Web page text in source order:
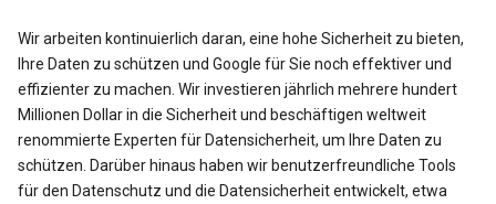
Wir arbeiten kontinuierlich daran, eine hohe Sicherheit zu bieten,
Ihre Daten zu schützen und Google für Sie noch effektiver und
effizienter zu machen. Wir investieren jährlich mehrere hundert
Millionen Dollar in die Sicherheit und beschäftigen weltweit
renommierte Experten für Datensicherheit, um Ihre Daten zu
schützen. Darüber hinaus haben wir benutzerfreundliche Tools
für den Datenschutz und die Datensicherheit entwickelt, etwa